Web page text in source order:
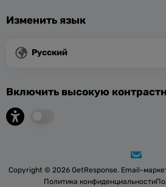
Изменить язык
Русский
Включить высокую
Copyright © 2026 GetResponse. Email-
Политика конфиденциальности